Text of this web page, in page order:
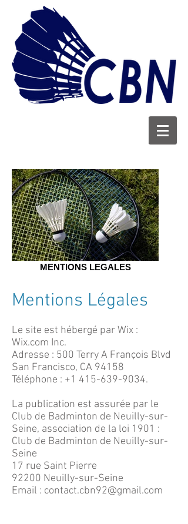
MENTIONS LEGALES
Mentions Légales
Le site est hébergé par Wix :
Wix.com Inc.
Adresse : 500 Terry A François Blvd
San Francisco, CA 94158
Téléphone : +1 415-639-9034.
La publication est assurée par le
Club de Badminton de Neuilly-sur-
Seine, association de la loi 1901 :
Club de Badminton de Neuilly-sur-
Seine
17 rue Saint Pierre
92200 Neuilly-sur-Seine
​Email : contact.cbn92@gmail.com